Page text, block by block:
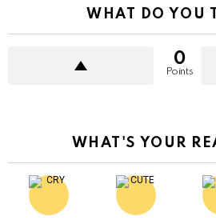
WHAT DO YOU
0
Points
WHAT'S YOUR